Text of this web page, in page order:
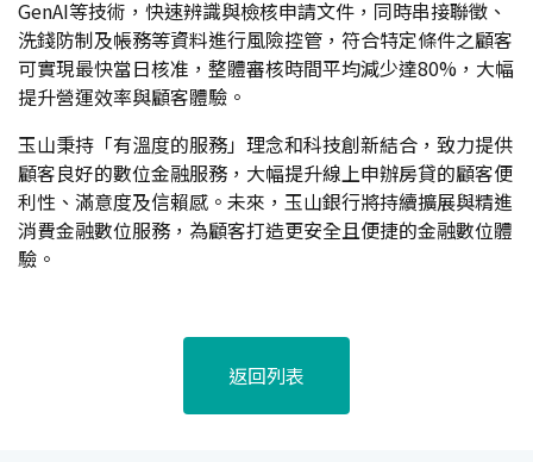
GenAI等技術，快速辨識與檢核申請文件，同時串接聯徵、
洗錢防制及帳務等資料進行風險控管，符合特定條件之顧客
可實現最快當日核准，整體審核時間平均減少達80%，大幅
提升營運效率與顧客體驗。
玉山秉持「有溫度的服務」理念和科技創新結合，致力提供
顧客良好的數位金融服務，大幅提升線上申辦房貸的顧客便
利性、滿意度及信賴感。未來，玉山銀行將持續擴展與精進
消費金融數位服務，為顧客打造更安全且便捷的金融數位體
驗。
返回列表